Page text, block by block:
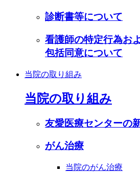
診断書等について
看護師の特定行為お
包括同意について
当院の取り組み
当院の取り組み
友愛医療センターの
がん治療
当院のがん治療